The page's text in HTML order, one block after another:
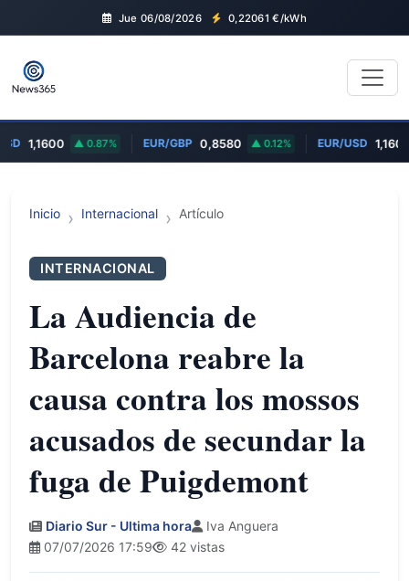
Jue 06/08/2026 0,22061 €/kWh
1,1600 0.87% EUR/GBP 0,8580 0.12% EUR/USD 1,1600
Inicio Internacional Artículo
INTERNACIONAL
La Audiencia de
Barcelona reabre la
causa contra los mossos
acusados de secundar la
fuga de Puigdemont
Diario Sur - Ultima hora
Iva Anguera
07/07/2026 17:59
42 vistas